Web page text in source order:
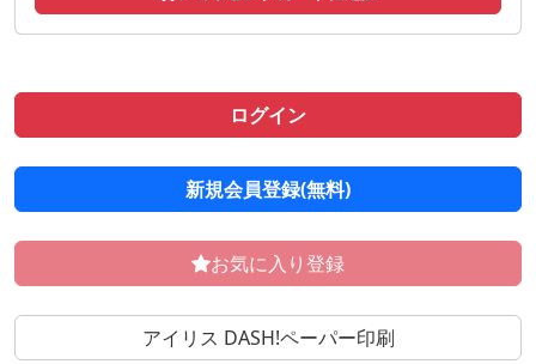
ログイン
新規会員登録(無料)
お気に入り登録
アイリス DASH!ペーパー印刷